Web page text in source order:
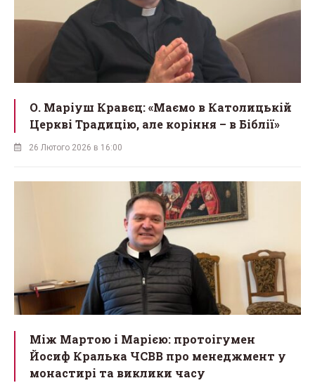
О. Маріуш Кравєц: «Маємо в Католицькій
Церкві Традицію, але коріння – в Біблії»
26 Лютого 2026 в 16:00
Між Мартою і Марією: протоігумен
Йосиф Кралька ЧСВВ про менеджмент у
монастирі та виклики часу